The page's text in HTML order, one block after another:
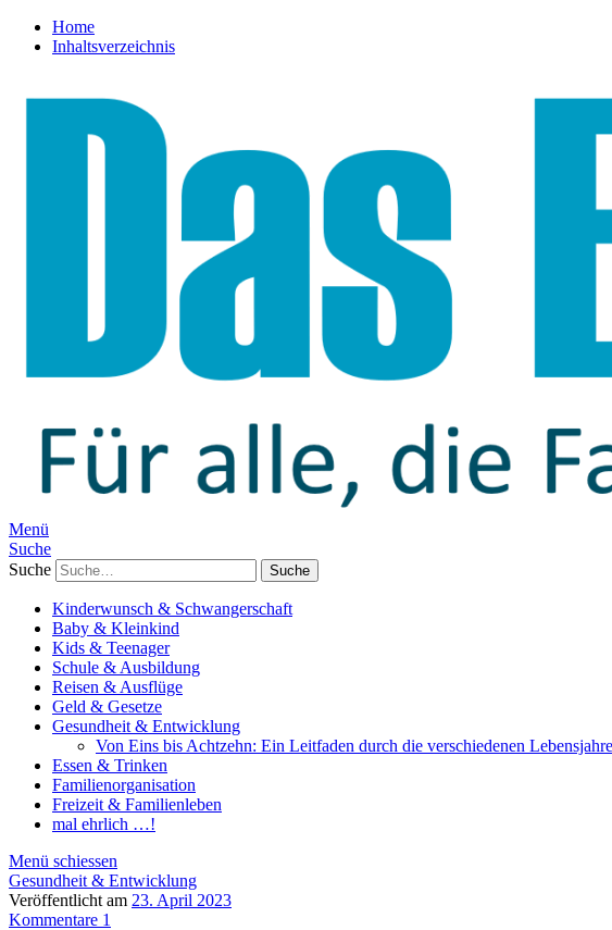
Home
Inhaltsverzeichnis
Menü
Suche
Suche
Kinderwunsch & Schwangerschaft
Baby & Kleinkind
Kids & Teenager
Schule & Ausbildung
Reisen & Ausflüge
Geld & Gesetze
Gesundheit & Entwicklung
Von Eins bis Achtzehn: Ein Leitfaden durch die verschiedenen
Essen & Trinken
Familienorganisation
Freizeit & Familienleben
mal ehrlich …!
Menü schiessen
Gesundheit & Entwicklung
Veröffentlicht am 23. April 2023
Kommentare 1